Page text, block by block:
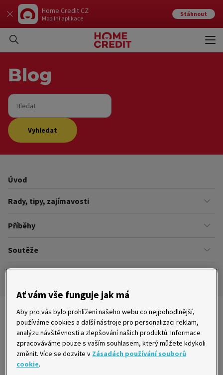
Home Credit CZ
Mobilní aplikace
Stáhnout
Blog
Hledat
Vyhledat
Úvod
Rady, tipy, zajímavosti
Finance
Příběhy
Našich zákazníků
Soutěže
Aktuální a ukončené soutěže
Pravidla soutěží
Ombudsman
Nejnovější články
Tyran ji držel v hrsti půjčkami, zachránil ji
Ať vám vše funguje jak má
Aby pro vás bylo prohlížení našeho webu co nejpohodlnější,
používáme cookies a další nástroje pro personalizaci reklam,
analýzu návštěvnosti a zlepšování našich produktů. Informace
zpracováváme pouze s vaším souhlasem, který můžete kdykoli
změnit. Více se dozvíte v Zásadách používání souborů
cookie.